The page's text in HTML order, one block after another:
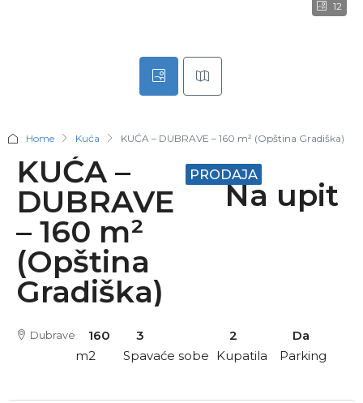
12
Home Kuća KUĆA – DUBRAVE – 160 m² (Opština Gradiška)
KUĆA –
DUBRAVE
– 160 m²
(Opština
Gradiška)
PRODAJA
Na upit
Dubrave
m2
160
Spavaće sobe
3
Kupatila
2
Parking
Da